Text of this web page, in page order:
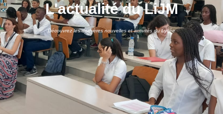
L'actualité du LiJM
Découvrez les dernières nouvelles et activités du Lycée